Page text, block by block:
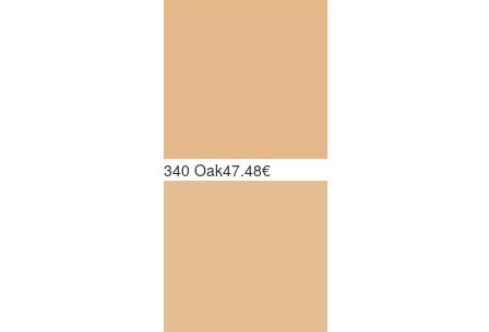
340 Oak47.48€